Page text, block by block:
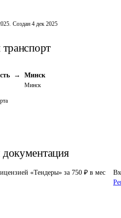
. Создан 4 дек 2025
→ Минск
Минск
документация
«Тендеры» за 750 ₽ в мес